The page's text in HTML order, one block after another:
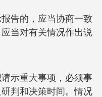
告的，应当协商一致
当对有关情况作出说
示重大事项，必须事
判和决策时间。情况